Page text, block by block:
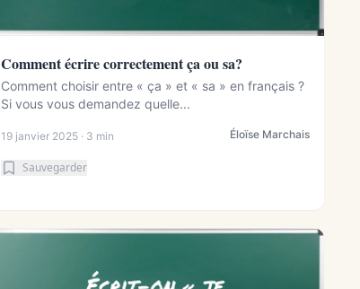
Comment écrire correctement ça ou sa?
Comment choisir entre « ça » et « sa » en français ?
Si vous vous demandez quelle...
19 janvier 2025 · 3 min Éloïse Marchais
Sauvegarder